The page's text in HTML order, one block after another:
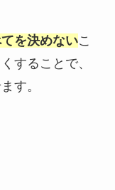
を決めないこ
することで、
す。